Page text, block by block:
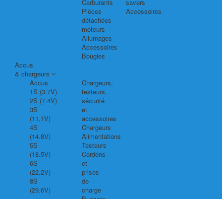
Carburants
Pièces
détachées
moteurs
Allumages
Accessoires
Bougies
savers
Accessoires
Accus
& chargeurs
Accus
1S (3.7V)
2S (7.4V)
3S
(11,1V)
4S
(14.8V)
5S
(18.5V)
6S
(22.2V)
8S
(29.6V)
Chargeurs,
testeurs,
sécurité
et
accessoires
Chargeurs
Alimentations
Testeurs
Cordons
et
prises
de
charge